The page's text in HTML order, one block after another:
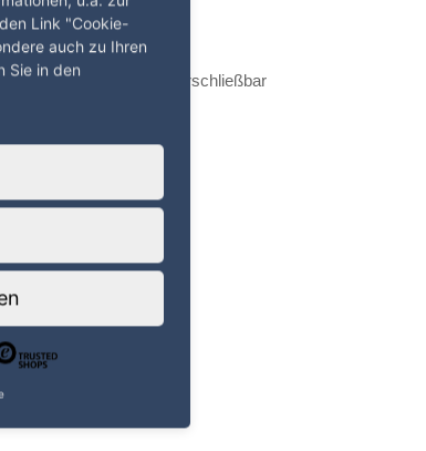
Halbzylinderschloss verschließbar
Link "Cookie-
auch zu Ihren
Sie in den